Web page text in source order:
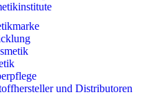
und Distributoren